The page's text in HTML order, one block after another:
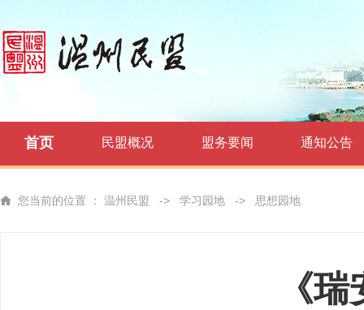
首页 民盟概况 盟务要闻 通知公告
您当前的位置 ： 温州民盟 -> 学习园地 -> 思想园地
《